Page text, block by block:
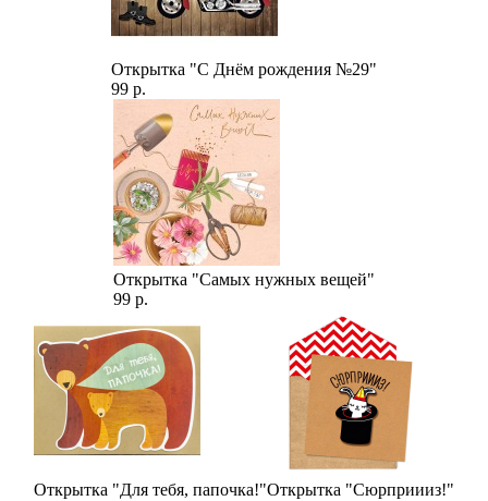
Открытка "С Днём рождения №29"
99 р.
Открытка "Самых нужных вещей"
99 р.
Открытка "Для тебя, папочка!"Открытка "Сюрприииз!"